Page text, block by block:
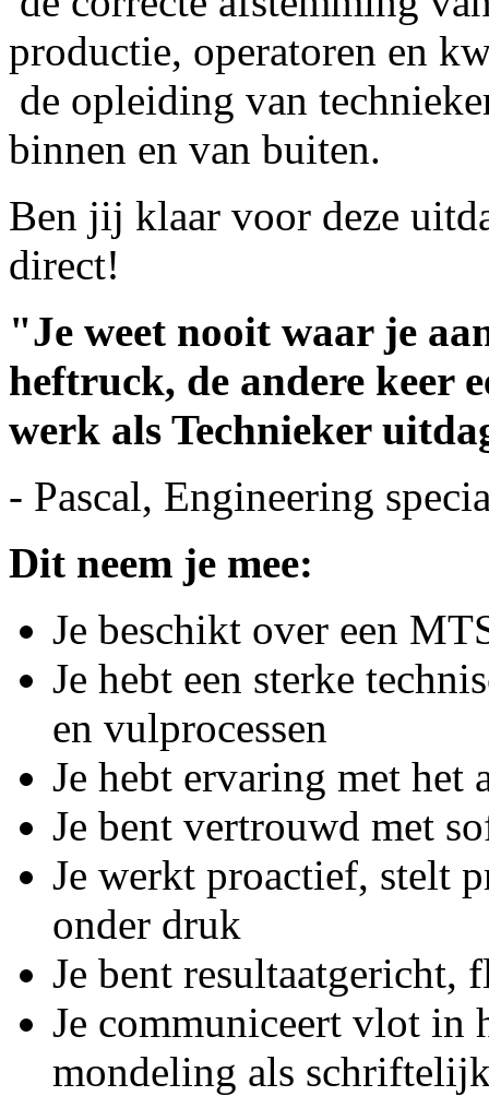
productie, operatoren en
de opleiding van
binnen en van buiten.
Ben jij klaar voor deze
direct!
"Je weet nooit waar je
heftruck, de andere keer
werk als Technieker
- Pascal, Engineering
Dit neem je mee:
Je beschikt over een
Je hebt een sterke
en vulprocessen
Je hebt ervaring met het
Je bent vertrouwd met
Je werkt proactief, stelt
onder druk
Je bent resultaatgericht,
Je communiceert vlot in
mondeling als